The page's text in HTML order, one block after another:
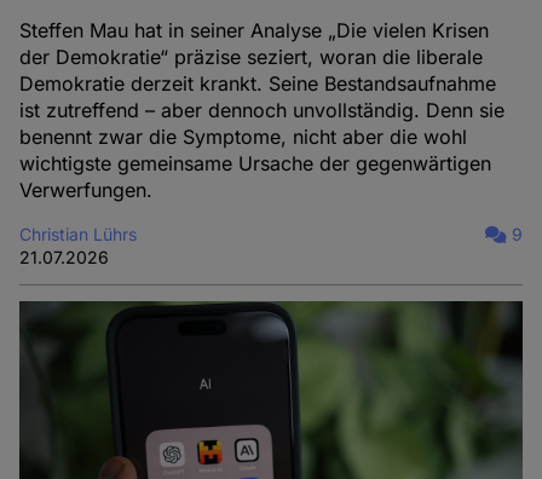
Steffen Mau hat in seiner Analyse „Die vielen Krisen
der Demokratie“ präzise seziert, woran die liberale
Demokratie derzeit krankt. Seine Bestandsaufnahme
ist zutreffend – aber dennoch unvollständig. Denn sie
benennt zwar die Symptome, nicht aber die wohl
wichtigste gemeinsame Ursache der gegenwärtigen
Verwerfungen.
Christian Lührs
21.07.2026
9